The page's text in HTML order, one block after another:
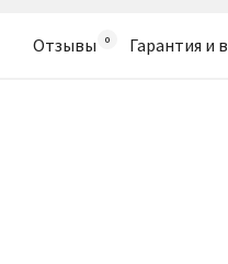
Отзывы Гарантия и